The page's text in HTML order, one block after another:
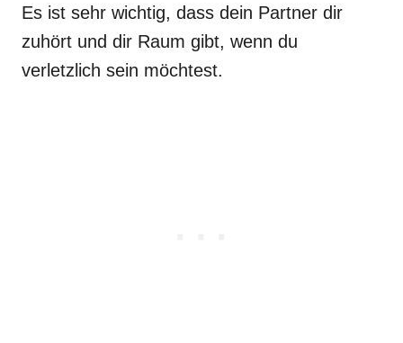
Es ist sehr wichtig, dass dein Partner dir
zuhört und dir Raum gibt, wenn du
verletzlich sein möchtest.